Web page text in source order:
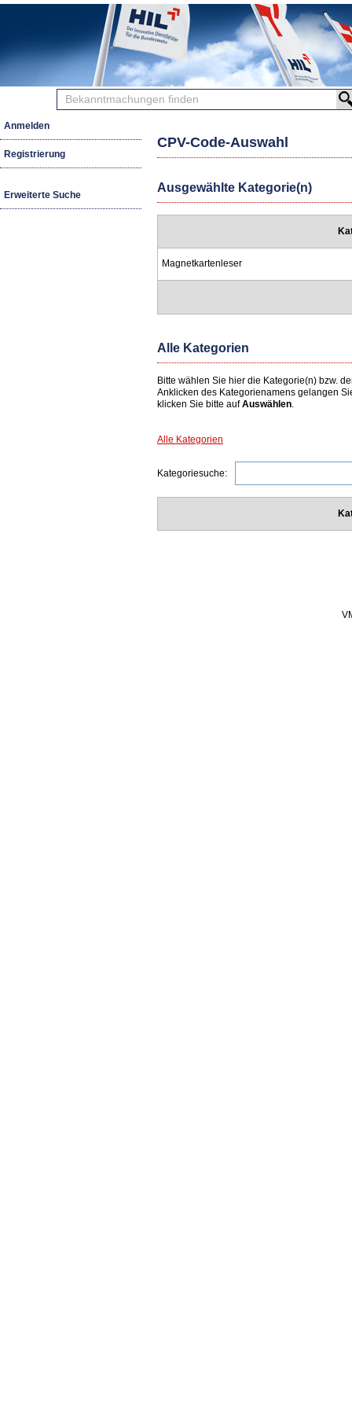
Bekanntmachungen
Anmelden
Registrierung
Erweiterte Suche
CPV-Code-Auswahl
Ausgewählte Kategorie(n)
Magnetkartenleser
Alle Kategorien
Bitte wählen Sie hier die Kategorie(n) bzw.
Anklicken des Kategorienamens gelangen
klicken Sie bitte aufAuswählen.
Alle Kategorien
Kategoriesuche: